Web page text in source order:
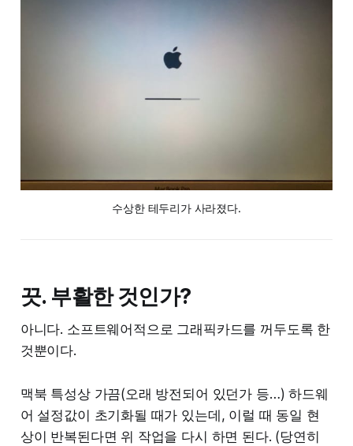
수상한 테두리가 사라졌다.
끗. 부활한 것인가?
아니다. 소프트웨어적으로 그래픽카드를 꺼두도록 한
것뿐이다.
맥북 특성상 가끔(오래 방전되어 있던가 등…) 하드웨
어 설정값이 초기화될 때가 있는데, 이럴 때 동일 현
상이 반복된다면 위 작업을 다시 하면 된다. (당연히